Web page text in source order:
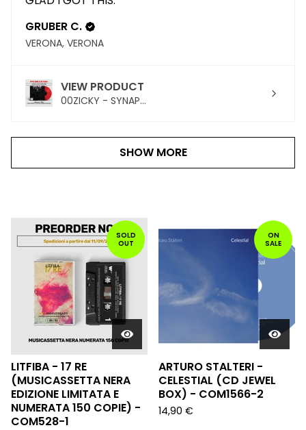
GRUBER C.
VERONA, VERONA
VIEW PRODUCT
00ZICKY - SYNAP...
SHOW MORE
PRODOTTI
IN
PRIMO
PIANO
SOLD
OUT
LITFIBA - 17 RE
(MUSICASSETTA NERA
EDIZIONE LIMITATA E
NUMERATA 150 COPIE) -
COM528-1
ON
SALE
ARTURO STALTERI -
CELESTIAL (CD JEWEL
BOX) - COM1566-2
14,90 €